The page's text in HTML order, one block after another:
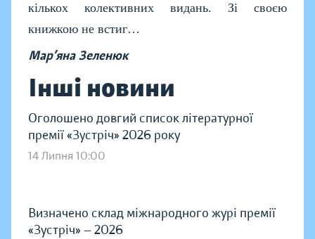
кількох колективних видань. Зі своєю
книжкою не встиг…
Мар’яна Зеленюк
Інші новини
Оголошено довгий список літературної
премії «Зустріч» 2026 року
14 Липня 10:00
Визначено склад міжнародного журі премії
«Зустріч» — 2026